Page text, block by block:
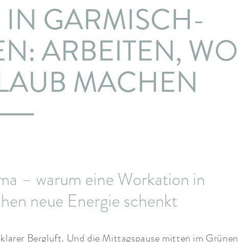
GARMISCH-
ARBEITEN, WO
MACHEN
– warum eine Workation in
neue Energie schenkt
Bergluft. Und die Mittagspause mitten im Grünen